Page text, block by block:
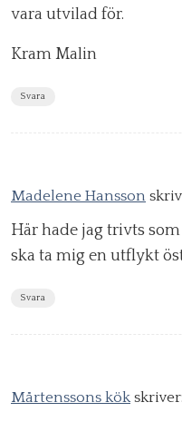
vara utvilad för.
Kram Malin
Svara
Madelene Hansson
Här hade jag trivts
ska ta mig en utflykt
Svara
Mårtenssons kök skriver: